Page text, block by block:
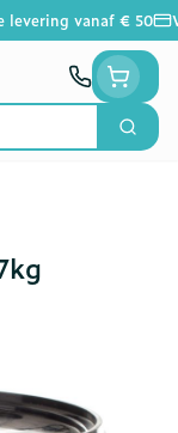
levering vanaf € 50
Zoek